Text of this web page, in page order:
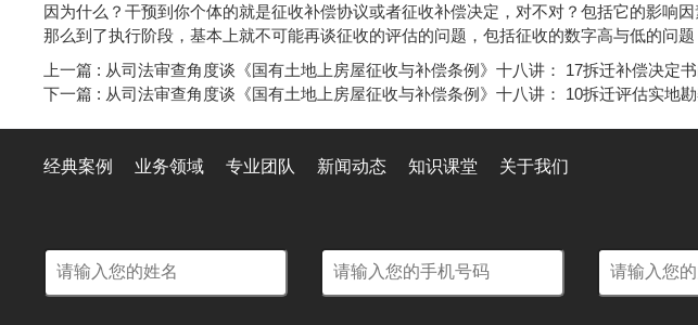
因为什么？干预到你个体的就是征收补偿协议或者征收补偿决定，对不对？包括它的影响因
那么到了执行阶段，基本上就不可能再谈征收的评估的问题，包括征收的数字高与低的问
上一篇 : 从司法审查角度谈《国有土地上房屋征收与补偿条例》十八讲： 17拆迁补偿决定
下一篇 : 从司法审查角度谈《国有土地上房屋征收与补偿条例》十八讲： 10拆迁评估实地
经典案例 业务领域 专业团队 新闻动态 知识课堂 关于我们